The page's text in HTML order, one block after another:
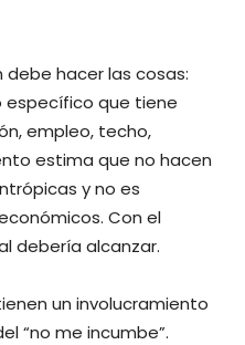
debe hacer las cosas:
específico que tiene
empleo, techo,
estima que no hacen
y no es
Con el
debería alcanzar.
un involucramiento
“no me incumbe”.